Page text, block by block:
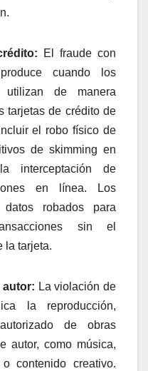
El fraude con
cuando los
utilizan de manera
tarjetas de crédito de
el robo físico de
de skimming en
interceptación de
en línea. Los
robados para
sin el
la tarjeta.
autor: La violación de
la reproducción,
de obras
autor, como música,
contenido creativo.